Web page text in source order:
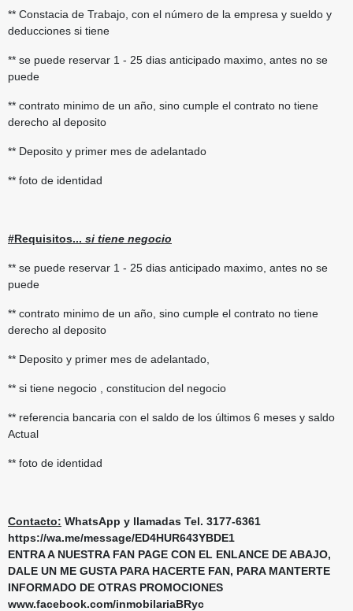
** Constacia de Trabajo, con el número de la empresa y sueldo y
deducciones si tiene
** se puede reservar 1 - 25 dias anticipado maximo, antes no se
puede
** contrato minimo de un año, sino cumple el contrato no tiene
derecho al deposito
** Deposito y primer mes de adelantado
** foto de identidad
#Requisitos... si tiene negocio
** se puede reservar 1 - 25 dias anticipado maximo, antes no se
puede
** contrato minimo de un año, sino cumple el contrato no tiene
derecho al deposito
** Deposito y primer mes de adelantado,
** si tiene negocio , constitucion del negocio
** referencia bancaria con el saldo de los últimos 6 meses y saldo
Actual
** foto de identidad
Contacto: WhatsApp y llamadas Tel. 3177-6361
https://wa.me/message/ED4HUR643YBDE1
ENTRA A NUESTRA FAN PAGE CON EL ENLANCE DE ABAJO,
DALE UN ME GUSTA PARA HACERTE FAN, PARA MANTERTE
INFORMADO DE OTRAS PROMOCIONES
www.facebook.com/inmobilariaBRyc